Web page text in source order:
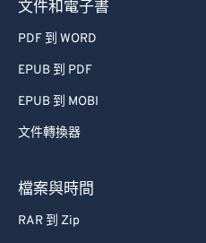
文件和電子書
PDF 到 WORD
EPUB 到 PDF
EPUB 到 MOBI
文件轉換器
檔案與時間
RAR 到 Zip